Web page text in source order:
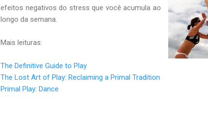
efeitos negativos do stress que você acumula ao
longo da semana.
Mais leituras:
The Definitive Guide to Play
The Lost Art of Play: Reclaiming a Primal Tradition
Primal Play: Dance